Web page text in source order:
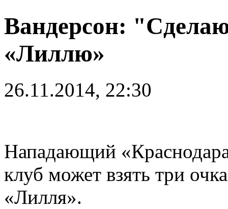
Вандерсон:
«Лиллю»
26.11.2014, 22:30
Нападающий
клуб может взять три
«Лилля».